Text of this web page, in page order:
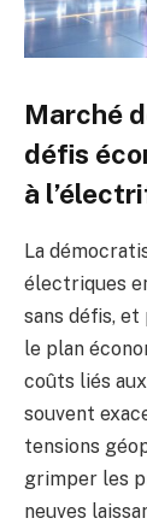
Marché
défis
à
La
électriques
sans défis,
le plan
coûts liés
souvent
tensions
grimper les
neuves